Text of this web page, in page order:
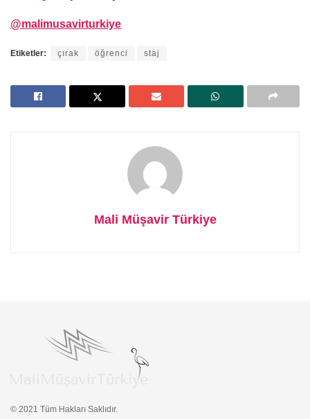
@malimusavirturkiye
Etiketler: çırak öğrenci staj
Mali Müşavir Türkiye
© 2021 Tüm Hakları Saklıdır.